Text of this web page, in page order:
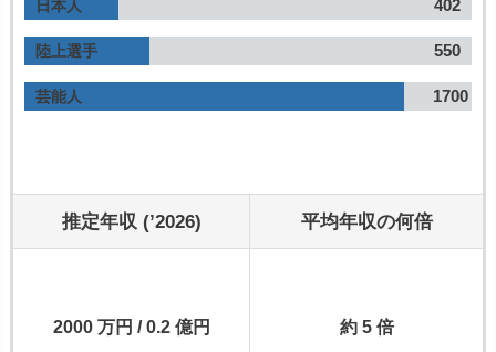
日本人 402
陸上選手 550
芸能人 1700
推定年収 (’2026) 平均年収の何倍
2000 万円 / 0.2 億円 約 5 倍